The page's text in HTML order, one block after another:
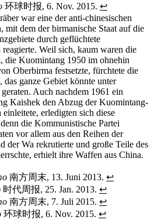
环球时报, 6. Nov. 2015. ↩
war eine der anti-chinesischen
mit dem der birmanische Staat auf die
durch geflüchtete
Weil sich, kaum waren die
die Kuomintang 1950 im ohnehin
Oberbirma festsetzte, fürchtete die
ganze Gebiet könnte unter
Auch nachdem 1961 ein
Kaishek den Abzug der Kuomintang-
erledigten sich diese
die Kommunistische Partei
vor allem aus den Reihen der
der Wa rekrutierte und große Teile des
erhielt ihre Waffen aus China.
南方周末, 13. Juni 2013. ↩
时代周报, 25. Jan. 2013. ↩
南方周末, 7. Juli 2015. ↩
环球时报, 6. Nov. 2015. ↩